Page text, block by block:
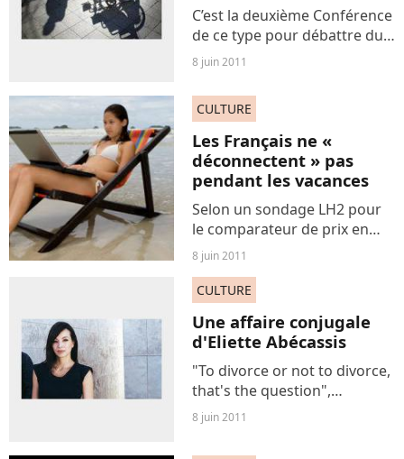
C’est la deuxième Conférence
de ce type pour débattre du
Handicap et de ces
complications tout au long
de la vie, les embûches que
l’on peut avoir lorsqu’on est
confronté au Handicap....
8 juin 2011
CULTURE
Les Français ne «
déconnectent » pas
pendant les vacances
Selon un sondage LH2 pour
le comparateur de prix en
ligne Kelkoo, 4 Français sur
10 emporteront avec eux un
ordinateur et un
smartphone, pendant leurs
vacances d'été. En moyenne,
ils...
8 juin 2011
CULTURE
Une affaire conjugale
d'Eliette Abécassis
"To divorce or not to divorce,
that's the question",
découvrez l'avis de l'une de
nos membres sur le roman
8 juin 2011